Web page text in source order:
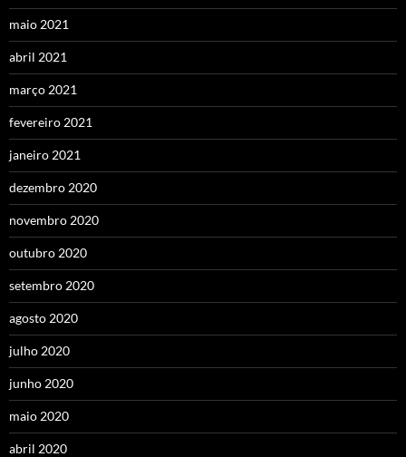
maio 2021
abril 2021
março 2021
fevereiro 2021
janeiro 2021
dezembro 2020
novembro 2020
outubro 2020
setembro 2020
agosto 2020
julho 2020
junho 2020
maio 2020
abril 2020